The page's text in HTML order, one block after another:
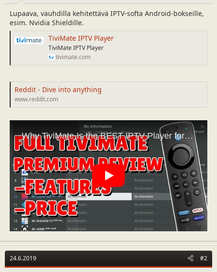
l
o
i
j
ä
ä
r
ä
Lupaava, vauhdilla kehitettävä IPTV-softa Android-bokseille,
esim. Nvidia Shieldille.
TiviMate IPTV Player
TiviMate IPTV Player
tivimate.com
Reddit - Dive into anything
www.reddit.com
24.6.2019 #2